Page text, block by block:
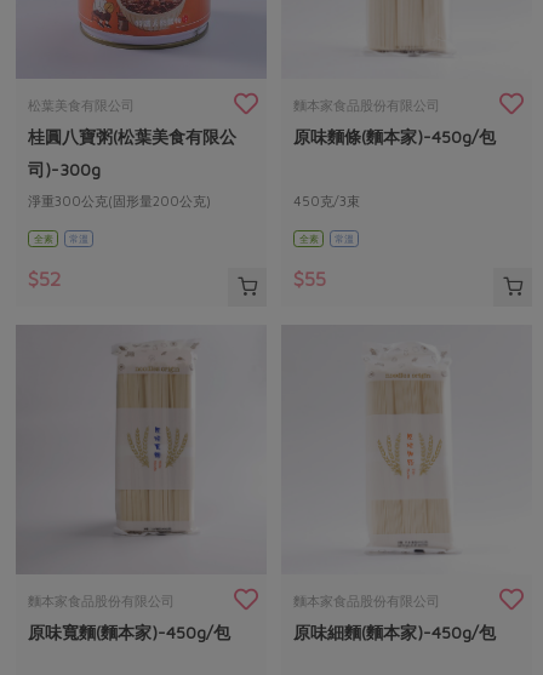
松葉美食有限公司
桂圓八寶粥(松葉美食有限公
司)-300g
淨重300公克(固形量200公克)
全素 常溫
$52
麵本家食品股份有限公司
原味麵條(麵本家)-450g/包
450克/3束
全素 常溫
$55
麵本家食品股份有限公司
原味寬麵(麵本家)-450g/包
麵本家食品股份有限公司
原味細麵(麵本家)-450g/包